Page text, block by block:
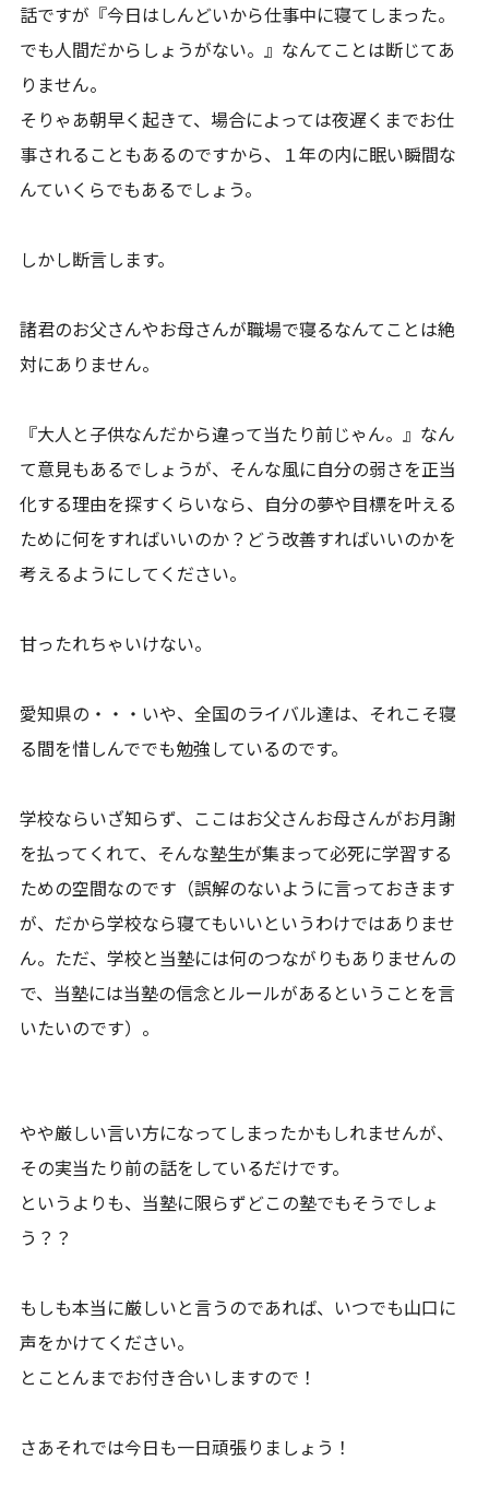
話ですが『今日はしんどいから仕事中に寝てしまった。
でも人間だからしょうがない。』なんてことは断じてあ
りません。
そりゃあ朝早く起きて、場合によっては夜遅くまでお仕
事されることもあるのですから、１年の内に眠い瞬間な
んていくらでもあるでしょう。
しかし断言します。
諸君のお父さんやお母さんが職場で寝るなんてことは絶
対にありません。
『大人と子供なんだから違って当たり前じゃん。』なん
て意見もあるでしょうが、そんな風に自分の弱さを正当
化する理由を探すくらいなら、自分の夢や目標を叶える
ために何をすればいいのか？どう改善すればいいのかを
考えるようにしてください。
甘ったれちゃいけない。
愛知県の・・・いや、全国のライバル達は、それこそ寝
る間を惜しんででも勉強しているのです。
学校ならいざ知らず、ここはお父さんお母さんがお月謝
を払ってくれて、そんな塾生が集まって必死に学習する
ための空間なのです（誤解のないように言っておきます
が、だから学校なら寝てもいいというわけではありませ
ん。ただ、学校と当塾には何のつながりもありませんの
で、当塾には当塾の信念とルールがあるということを言
いたいのです）。
やや厳しい言い方になってしまったかもしれませんが、
その実当たり前の話をしているだけです。
というよりも、当塾に限らずどこの塾でもそうでしょ
う？？
もしも本当に厳しいと言うのであれば、いつでも山口に
声をかけてください。
とことんまでお付き合いしますので！
さあそれでは今日も一日頑張りましょう！